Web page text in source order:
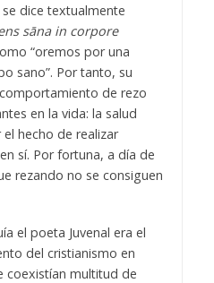
dice textualmente
sāna in corpore
“oremos por una
sano”. Por tanto, su
de rezo
en la vida: la salud
hecho de realizar
sí. Por fortuna, a día de
rezando no se consiguen
el poeta Juvenal era el
del cristianismo en
coexistían multitud de